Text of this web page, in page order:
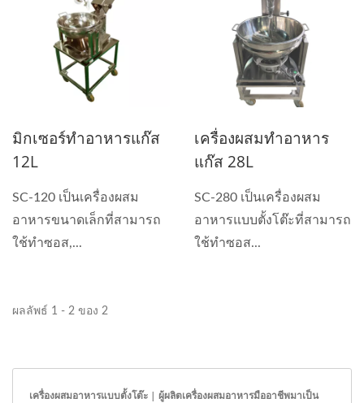
มิกเซอร์ทำอาหารแก๊ส
12L
SC-120 เป็นเครื่องผสม
อาหารขนาดเล็กที่สามารถ
ใช้ทำซอส,...
เครื่องผสมทำอาหาร
แก๊ส 28L
SC-280 เป็นเครื่องผสม
อาหารแบบตั้งโต๊ะที่สามารถ
ใช้ทำซอส...
ผลลัพธ์ 1 - 2 ของ 2
เครื่องผสมอาหารแบบตั้งโต๊ะ | ผู้ผลิตเครื่องผสมอาหารมืออาชีพมาเป็น